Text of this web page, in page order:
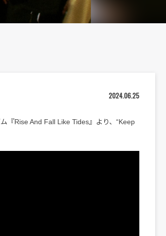
2024.06.25
『Rise And Fall Like Tides』より、“Keep